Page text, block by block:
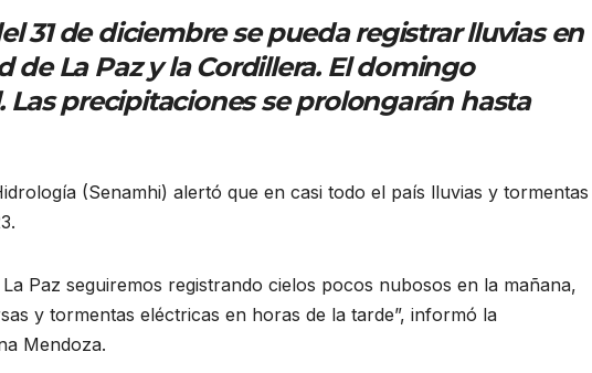
31 de diciembre se pueda registrar lluvias en
de La Paz y la Cordillera. El domingo
precipitaciones se prolongarán hasta
(Senamhi) alertó que en casi todo el país lluvias y tormentas
Paz seguiremos registrando cielos pocos nubosos en la mañana,
y tormentas eléctricas en horas de la tarde”, informó la
Mendoza.